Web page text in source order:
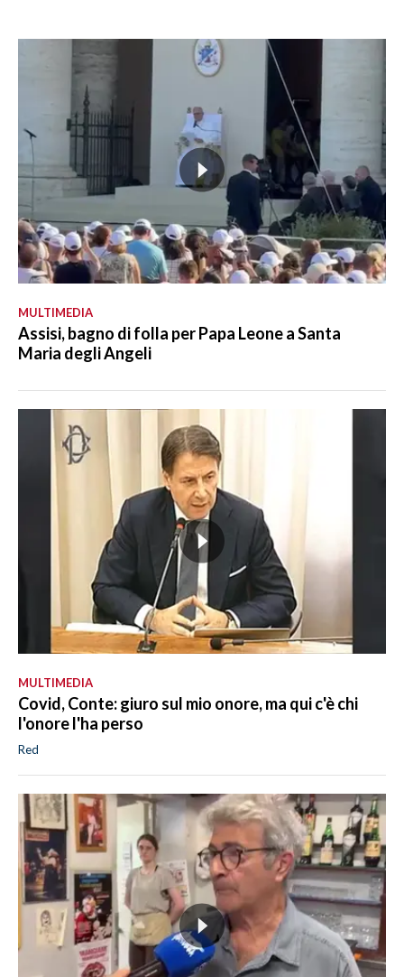
MULTIMEDIA
Assisi, bagno di folla per Papa Leone a Santa
Maria degli Angeli
MULTIMEDIA
Covid, Conte: giuro sul mio onore, ma qui c'è chi
l'onore l'ha perso
Red